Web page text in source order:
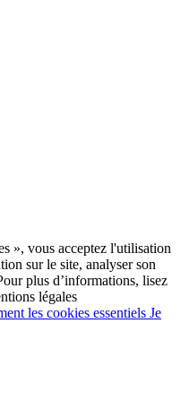
», vous acceptez l'utilisation
sur le site, analyser son
plus d’informations, lisez
légales
les cookies essentiels Je